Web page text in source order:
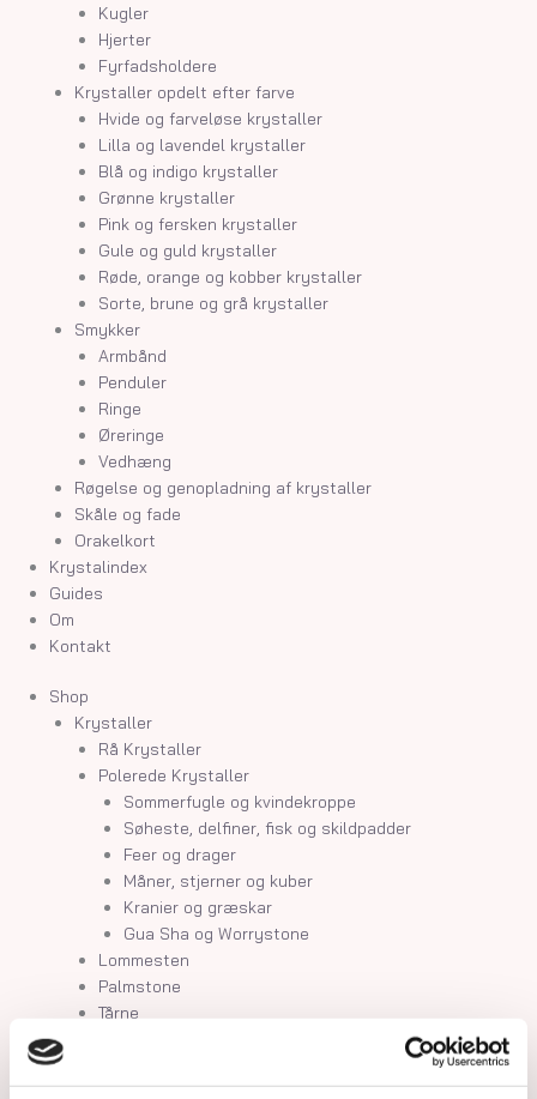
Kugler
Hjerter
Fyrfadsholdere
Krystaller opdelt efter farve
Hvide og farveløse krystaller
Lilla og lavendel krystaller
Blå og indigo krystaller
Grønne krystaller
Pink og fersken krystaller
Gule og guld krystaller
Røde, orange og kobber krystaller
Sorte, brune og grå krystaller
Smykker
Armbånd
Penduler
Ringe
Øreringe
Vedhæng
Røgelse og genopladning af krystaller
Skåle og fade
Orakelkort
Krystalindex
Guides
Om
Kontakt
Shop
Krystaller
Rå Krystaller
Polerede Krystaller
Sommerfugle og kvindekroppe
Søheste, delfiner, fisk og skildpadder
Feer og drager
Måner, stjerner og kuber
Kranier og græskar
Gua Sha og Worrystone
Lommesten
Palmstone
Tårne
Fyrfadsholdere